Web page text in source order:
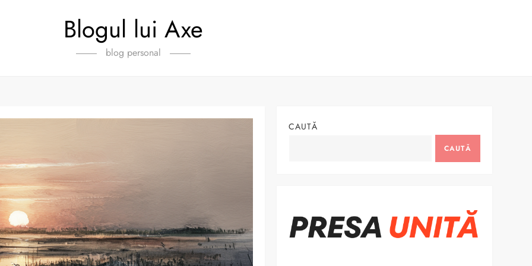
Blogul lui Axe
blog personal
CAUTĂ
CAUTĂ